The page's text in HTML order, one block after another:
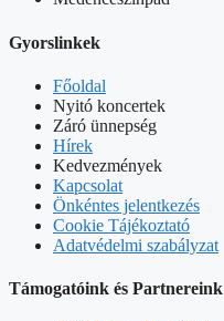
Gyorslinkek
Főoldal
Nyitó koncertek
Záró ünnepség
Hírek
Kedvezmények
Kapcsolat
Önkéntes jelentkezés
Cookie Tájékoztató
Adatvédelmi szabályzat
Támogatóink és Partnereink